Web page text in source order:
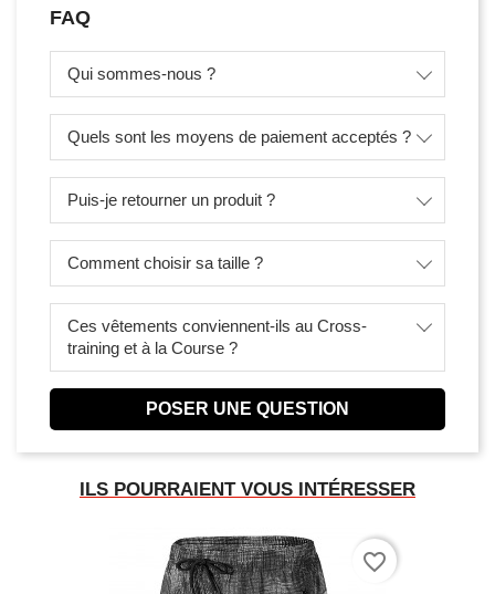
FAQ
Qui sommes-nous ?
Quels sont les moyens de paiement acceptés ?
Puis-je retourner un produit ?
Comment choisir sa taille ?
Ces vêtements conviennent-ils au Cross-
training et à la Course ?
POSER UNE QUESTION
ILS POURRAIENT VOUS INTÉRESSER
favorite_border